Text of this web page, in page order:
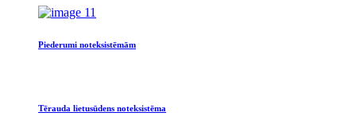
Piederumi noteksistēmām
Tērauda lietusūdens noteksistēma